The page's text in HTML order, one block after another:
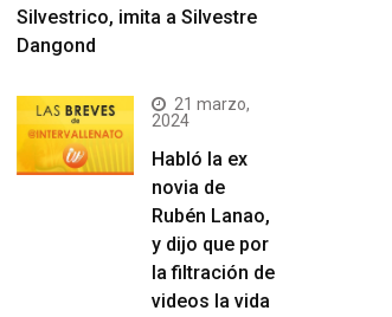
Silvestrico, imita a Silvestre
Dangond
21 marzo,
2024
Habló la ex
novia de
Rubén Lanao,
y dijo que por
la filtración de
videos la vida